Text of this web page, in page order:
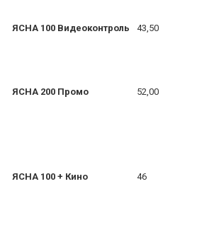
ЯСНА 100 Видеоконтроль 43,50
ЯСНА 200 Промо 52,00
ЯСНА 100 + Кино 46